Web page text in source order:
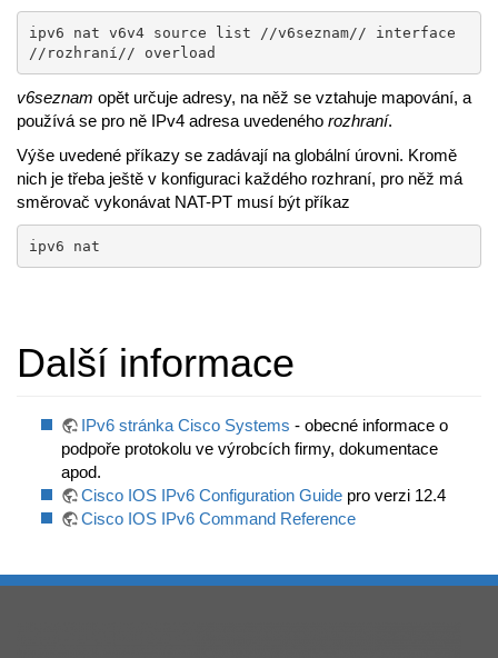
ipv6 nat v6v4 source list //v6seznam// interface
//rozhraní// overload
v6seznam opět určuje adresy, na něž se vztahuje mapování, a
používá se pro ně IPv4 adresa uvedeného rozhraní.
Výše uvedené příkazy se zadávají na globální úrovni. Kromě
nich je třeba ještě v konfiguraci každého rozhraní, pro něž má
směrovač vykonávat NAT-PT musí být příkaz
ipv6 nat
Další informace
IPv6 stránka Cisco Systems - obecné informace o
podpoře protokolu ve výrobcích firmy, dokumentace
apod.
Cisco IOS IPv6 Configuration Guide pro verzi 12.4
Cisco IOS IPv6 Command Reference